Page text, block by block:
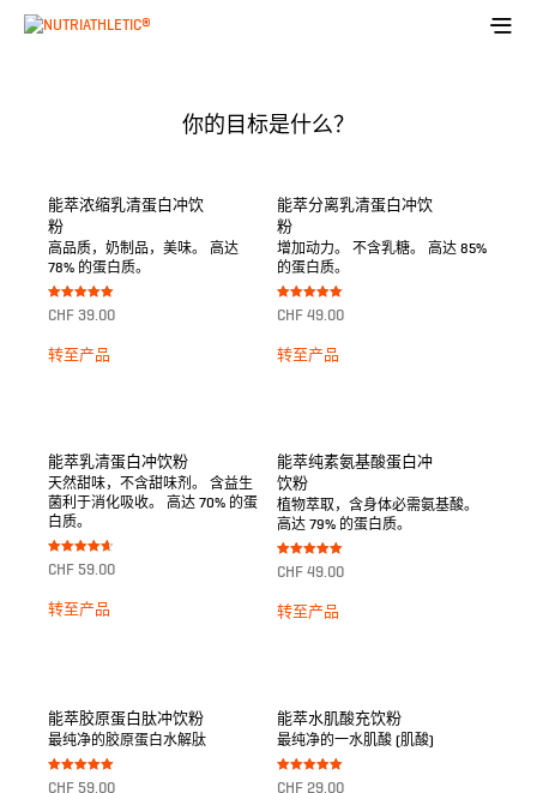
你的目标是什么？
能萃浓缩乳清蛋白冲饮
粉
高品质，奶制品，美味。 高达
78% 的蛋白质。
Bewertet mit
5.00
CHF 39.00
转至产品
能萃分离乳清蛋白冲饮
粉
增加动力。 不含乳糖。 高达 85%
的蛋白质。
Bewertet mit
5.00
CHF 49.00
转至产品
能萃乳清蛋白冲饮粉
天然甜味，不含甜味剂。 含益生
菌利于消化吸收。 高达 70% 的蛋
白质。
Bewertet
mit
von 5
CHF 59.00
转至产品
能萃纯素氨基酸蛋白冲
饮粉
植物萃取，含身体必需氨基酸。
高达 79% 的蛋白质。
Bewertet mit
5.00
CHF 49.00
转至产品
能萃胶原蛋白肽冲饮粉
最纯净的胶原蛋白水解肽
Bewertet mit
CHF 59.00
能萃水肌酸充饮粉
最纯净的一水肌酸 (肌酸)
Bewertet mit
CHF 29.00